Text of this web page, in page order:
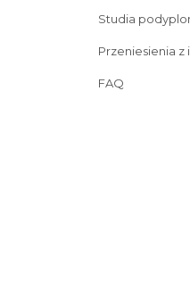
Studia
Przeniesienia z
FAQ